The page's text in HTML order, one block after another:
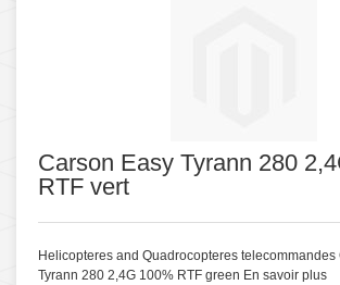
Carson Easy Tyrann 280
RTF vert
Helicopteres and Quadrocopteres telecommandes
Tyrann 280 2,4G 100% RTF green En savoir plus